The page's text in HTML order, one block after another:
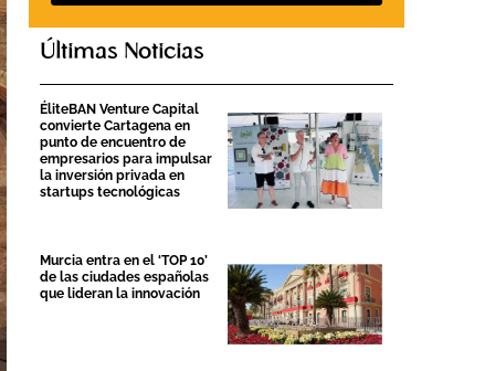
Últimas Noticias
ÉliteBAN Venture Capital
convierte Cartagena en
punto de encuentro de
empresarios para impulsar
la inversión privada en
startups tecnológicas
Murcia entra en el ‘TOP 10’
de las ciudades españolas
que lideran la innovación